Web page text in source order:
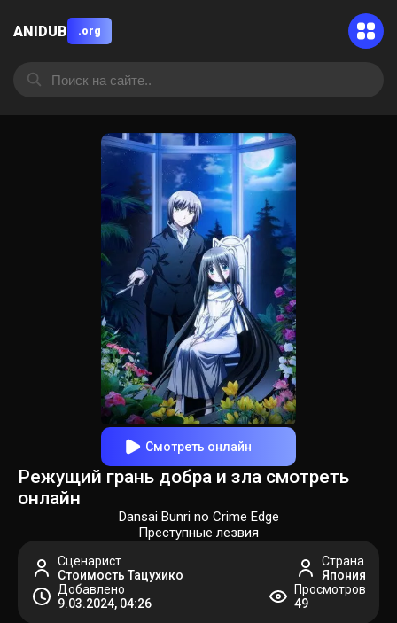
ANIDUB .org
Смотреть онлайн
Режущий грань добра и зла смотреть
онлайн
Dansai Bunri no Crime Edge
Преступные лезвия
Сценарист
Стоимость Тацухико
Страна
Япония
Добавлено
9.03.2024, 04:26
Просмотров
49